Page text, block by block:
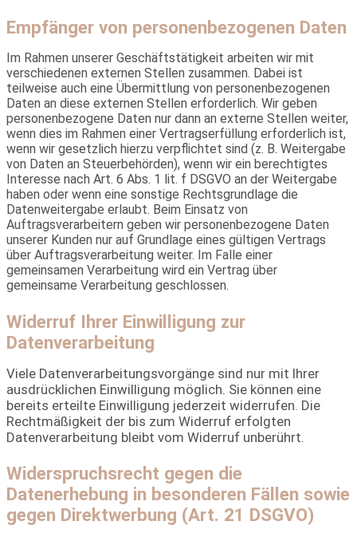
Empfänger von personenbezogenen Daten
Im Rahmen unserer Geschäftstätigkeit arbeiten wir mit
verschiedenen externen Stellen zusammen. Dabei ist
teilweise auch eine Übermittlung von personenbezogenen
Daten an diese externen Stellen erforderlich. Wir geben
personenbezogene Daten nur dann an externe Stellen weiter,
wenn dies im Rahmen einer Vertragserfüllung erforderlich ist,
wenn wir gesetzlich hierzu verpflichtet sind (z. B. Weitergabe
von Daten an Steuerbehörden), wenn wir ein berechtigtes
Interesse nach Art. 6 Abs. 1 lit. f DSGVO an der Weitergabe
haben oder wenn eine sonstige Rechtsgrundlage die
Datenweitergabe erlaubt. Beim Einsatz von
Auftragsverarbeitern geben wir personenbezogene Daten
unserer Kunden nur auf Grundlage eines gültigen Vertrags
über Auftragsverarbeitung weiter. Im Falle einer
gemeinsamen Verarbeitung wird ein Vertrag über
gemeinsame Verarbeitung geschlossen.
Widerruf Ihrer Einwilligung zur
Datenverarbeitung
Viele Datenverarbeitungsvorgänge sind nur mit Ihrer
ausdrücklichen Einwilligung möglich. Sie können eine
bereits erteilte Einwilligung jederzeit widerrufen. Die
Rechtmäßigkeit der bis zum Widerruf erfolgten
Datenverarbeitung bleibt vom Widerruf unberührt.
Widerspruchsrecht gegen die
Datenerhebung in besonderen Fällen sowie
gegen Direktwerbung (Art. 21 DSGVO)